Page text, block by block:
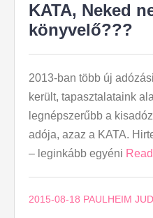
KATA, Neked
könyvelő???
2013-ban több új
került, tapasztalataink
legnépszerűbb a
adója, azaz a KATA.
– leginkább egyéni
2015-08-18 PAULHEIM